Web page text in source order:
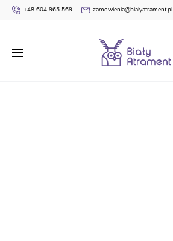
+48 604 965 569 zamowienia@bialyatrament.pl
Naklejki motywacyjne